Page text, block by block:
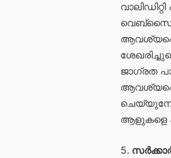
ജാഗ്രത
ആളുകളെ